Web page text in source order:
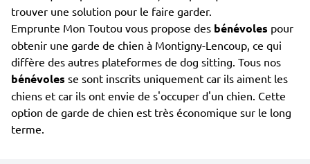
trouver une solution pour le faire garder.
Emprunte Mon Toutou vous propose des bénévoles pour
obtenir une garde de chien à Montigny-Lencoup, ce qui
diffère des autres plateformes de dog sitting. Tous nos
bénévoles se sont inscrits uniquement car ils aiment les
chiens et car ils ont envie de s'occuper d'un chien. Cette
option de garde de chien est très économique sur le long
terme.